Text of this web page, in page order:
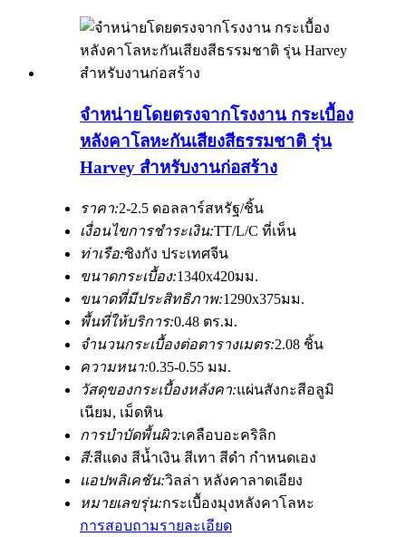
จำหน่ายโดยตรงจากโรงงาน กระเบื้อง
หลังคาโลหะกันเสียงสีธรรมชาติ รุ่น
Harvey สำหรับงานก่อสร้าง
ราคา:2-2.5 ดอลลาร์สหรัฐ/ชิ้น
เงื่อนไขการชำระเงิน:TT/L/C ที่เห็น
ท่าเรือ:ซิงกัง ประเทศจีน
ขนาดกระเบื้อง:1340x420มม.
ขนาดที่มีประสิทธิภาพ:1290x375มม.
พื้นที่ให้บริการ:0.48 ตร.ม.
จำนวนกระเบื้องต่อตารางเมตร:2.08 ชิ้น
ความหนา:0.35-0.55 มม.
วัสดุของกระเบื้องหลังคา:แผ่นสังกะสีอลูมิ
เนียม, เม็ดหิน
การบำบัดพื้นผิว:เคลือบอะคริลิก
สี:สีแดง สีน้ำเงิน สีเทา สีดำ กำหนดเอง
แอปพลิเคชัน:วิลล่า หลังคาลาดเอียง
หมายเลขรุ่น:กระเบื้องมุงหลังคาโลหะ
การสอบถามรายละเอียด